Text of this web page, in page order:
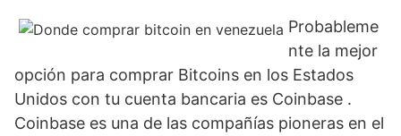
Probableme
nte la mejor
opción para comprar Bitcoins en los Estados
Unidos con tu cuenta bancaria es Coinbase .
Coinbase es una de las compañías pioneras en el